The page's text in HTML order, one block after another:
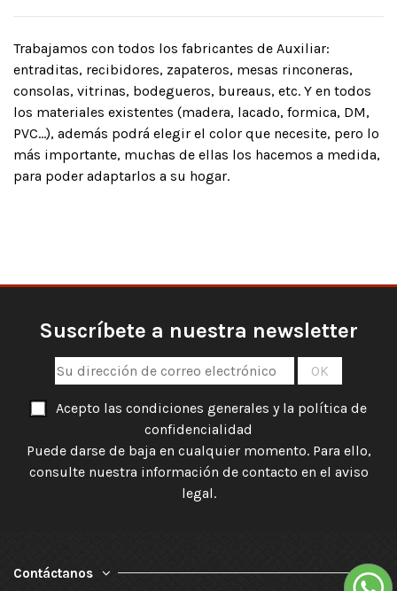
Trabajamos con todos los fabricantes de Auxiliar:
entraditas, recibidores, zapateros, mesas rinconeras,
consolas, vitrinas, bodegueros, bureaus, etc. Y en todos
los materiales existentes (madera, lacado, formica, DM,
PVC…), además podrá elegir el color que necesite, pero lo
más importante, muchas de ellas los hacemos a medida,
para poder adaptarlos a su hogar.
Suscríbete a nuestra newsletter
Acepto las condiciones generales y la política de
confidencialidad
Puede darse de baja en cualquier momento. Para ello,
consulte nuestra información de contacto en el aviso
legal.
Contáctanos